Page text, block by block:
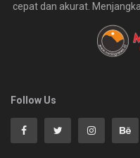
cepat dan akurat.
Follow Us